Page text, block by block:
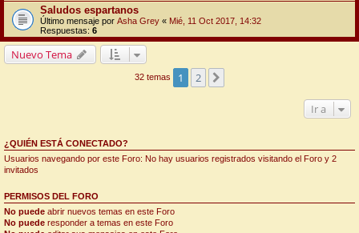
Saludos espartanos
Último mensaje por Asha Grey « Mié, 11 Oct 2017, 14:32
Respuestas: 6
Nuevo Tema
32 temas 1 2
Ir a
¿QUIÉN ESTÁ CONECTADO?
Usuarios navegando por este Foro: No hay usuarios registrados visitando el Foro y 2
invitados
PERMISOS DEL FORO
No puede abrir nuevos temas en este Foro
No puede responder a temas en este Foro